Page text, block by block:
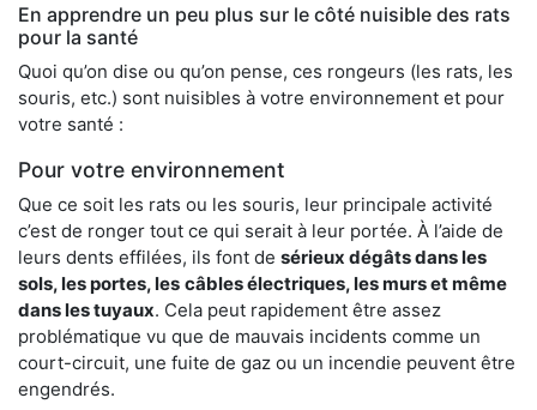
En apprendre un peu plus sur le côté nuisible des rats
pour la santé
Quoi qu’on dise ou qu’on pense, ces rongeurs (les rats, les
souris, etc.) sont nuisibles à votre environnement et pour
votre santé :
Pour votre environnement
Que ce soit les rats ou les souris, leur principale activité
c’est de ronger tout ce qui serait à leur portée. À l’aide de
leurs dents effilées, ils font de sérieux dégâts dans les
sols, les portes, les câbles électriques, les murs et même
dans les tuyaux. Cela peut rapidement être assez
problématique vu que de mauvais incidents comme un
court-circuit, une fuite de gaz ou un incendie peuvent être
engendrés.